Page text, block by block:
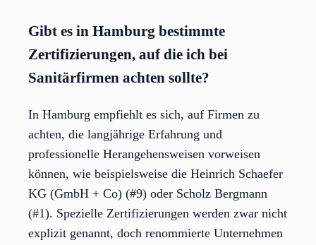
Gibt es in Hamburg bestimmte
Zertifizierungen, auf die ich bei
Sanitärfirmen achten sollte?
In Hamburg empfiehlt es sich, auf Firmen zu
achten, die langjährige Erfahrung und
professionelle Herangehensweisen vorweisen
können, wie beispielsweise die Heinrich Schaefer
KG (GmbH + Co) (#9) oder Scholz Bergmann
(#1). Spezielle Zertifizierungen werden zwar nicht
explizit genannt, doch renommierte Unternehmen